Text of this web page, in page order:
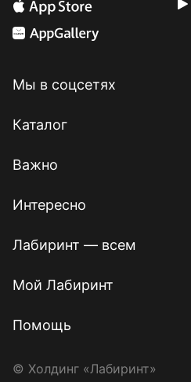
Мы в соцсетях
Каталог
Важно
Интересно
Лабиринт — всем
Мой Лабиринт
Помощь
© Холдинг «Лабиринт»